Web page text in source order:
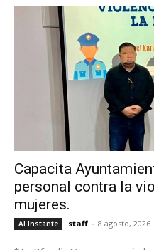
Capacita
personal contra la
mujeres.
Al Instante staff - 8 agosto, 2026